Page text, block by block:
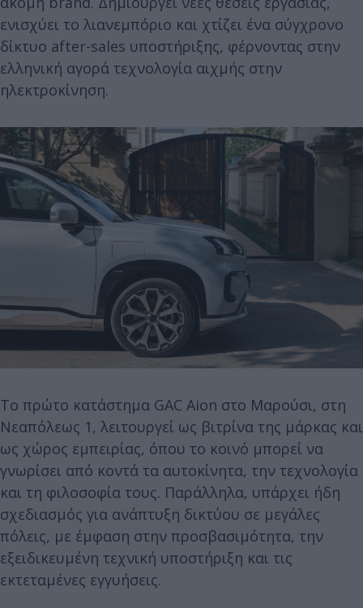
ενισχύει το λιανεμπόριο και χτίζει ένα σύγχρονο
δίκτυο after-sales υποστήριξης, φέρνοντας στην
ελληνική αγορά τεχνολογία αιχμής στην
ηλεκτροκίνηση.
Το πρώτο κατάστημα GAC Aion στο Μαρούσι, στη
Νεαπόλεως 1, λειτουργεί ως βιτρίνα της μάρκας και
ως χώρος εμπειρίας, όπου το κοινό μπορεί να
γνωρίσει από κοντά τα αυτοκίνητα, την τεχνολογία
και τη φιλοσοφία τους. Παράλληλα, υπάρχει ήδη
σχεδιασμός για ανάπτυξη δικτύου σε μεγάλες
πόλεις, με έμφαση στην προσβασιμότητα, την
εξειδικευμένη τεχνική υποστήριξη και τις
εκτεταμένες εγγυήσεις.